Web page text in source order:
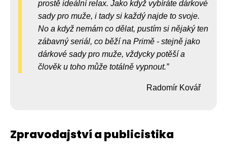
prostě ideální relax. Jako když vybíráte dárkové
sady pro muže, i tady si každý najde to svoje.
No a když nemám co dělat, pustím si nějaký ten
zábavný seriál, co běží na Primě - stejně jako
dárkové sady pro muže, vždycky potěší a
člověk u toho může totálně vypnout.
Radomír Kovář
Zpravodajství a publicistika